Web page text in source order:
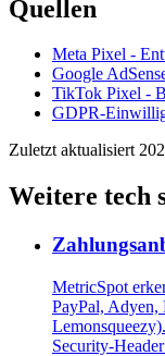
Quellen
Meta Pixel -
Google
TikTok Pixel -
GDPR-
Zuletzt aktualisiert
Weitere tech
MetricSpot
PayPal, Adyen,
Security-